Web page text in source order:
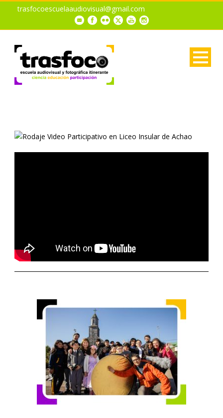
trasfocoescuelaaudiovisual@gmail.com